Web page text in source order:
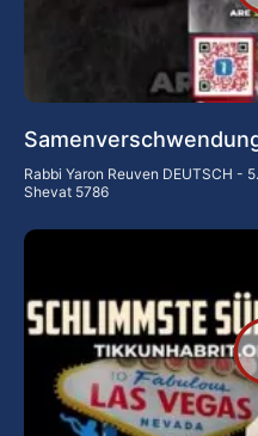
Rabbi Yaron Reuven DEUTSCH
Shevat 5786